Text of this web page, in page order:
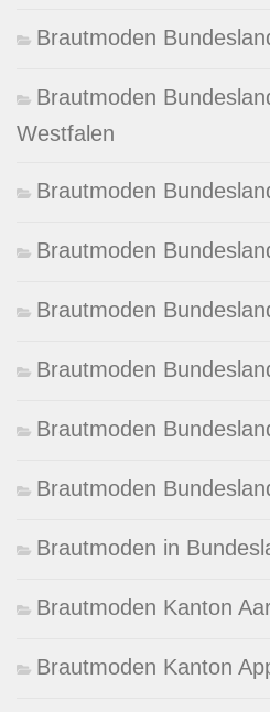
Brautmoden
Brautmoden
Westfalen
Brautmoden
Brautmoden
Brautmoden
Brautmoden
Brautmoden
Brautmoden
Brautmoden in
Brautmoden Kanton
Brautmoden Kanton